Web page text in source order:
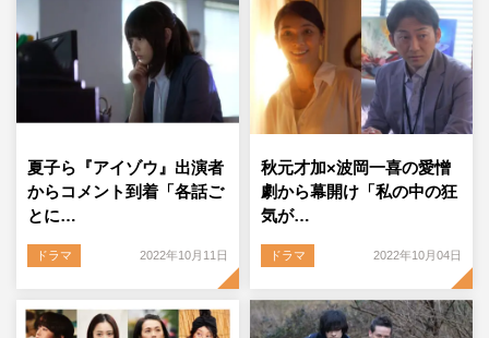
夏子ら『アイゾウ』出演者
からコメント到着「各話ご
とに…
ドラマ 2022年10月11日
秋元才加×波岡一喜の愛憎
劇から幕開け「私の中の狂
気が…
ドラマ 2022年10月04日